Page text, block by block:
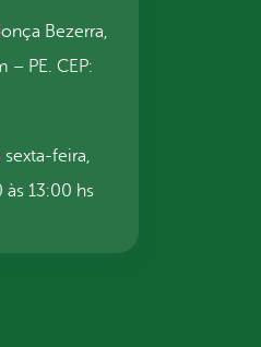
Bezerra,
– PE. CEP:
feira,
às 13:00 hs